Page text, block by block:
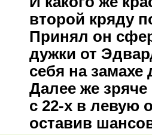
второй кряду
Принял он
дужки от
себя на замахе
Далее же
с 22-х в левую
оставив